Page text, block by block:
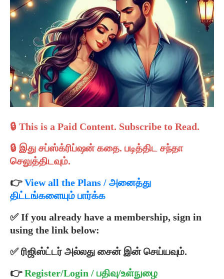
🔒 This is a Paid Content. Subscribe to Read.
🔒 இது சப்ஸ்க்ரிப்ஷன் கதை. படித்திட சந்தா
செலுத்திடவும்.
👉View all the Plans / அனைத்து
திட்டங்களையும் பார்க்க
✅ If you already have a membership, sign in
using the link below:
✅ ரிஜிஸ்ட்டர் அல்லது சைன் இன் செய்யவும்.
👉Register/Login / பதிவு/உள்நுழை